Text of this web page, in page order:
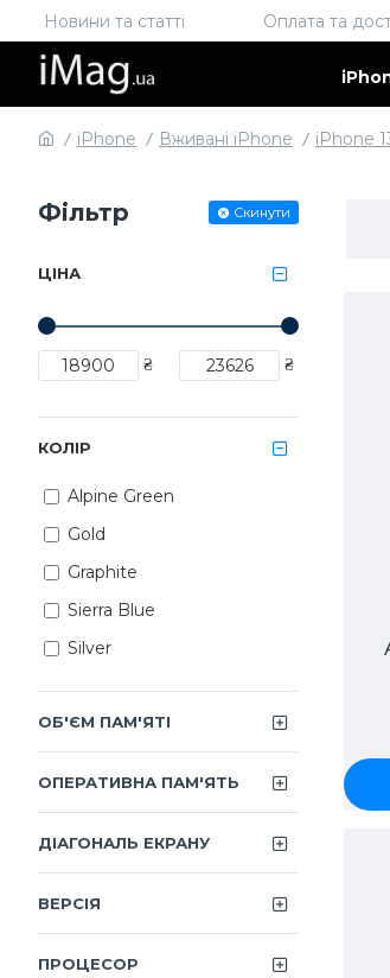
Новини та статті Оплата та
iPhone Вживані iPhone iPhone
Фільтр Скинути
ЦІНА
₴ ₴
ВЕРСІЯ
ОБ'ЄМ ПАМ'ЯТІ
ОПЕРАТИВНА ПАМ'ЯТЬ
ДІАГОНАЛЬ ЕКРАНУ
ПРОЦЕСОР
КОЛІР
Alpine Green
Gold
Graphite
Sierra Blue
Silver